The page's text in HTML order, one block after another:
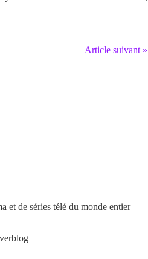
Article suivant »
et de séries télé du monde entier